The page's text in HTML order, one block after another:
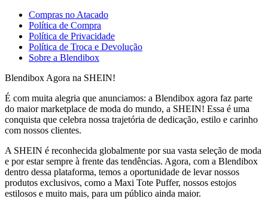
Compras no Atacado
Política de Compra
Política de Privacidade
Política de Troca e Devolução
Sobre a Blendibox
Blendibox Agora na SHEIN!
É com muita alegria que anunciamos: a Blendibox agora faz parte
do maior marketplace de moda do mundo, a SHEIN! Essa é uma
conquista que celebra nossa trajetória de dedicação, estilo e carinho
com nossos clientes.
A SHEIN é reconhecida globalmente por sua vasta seleção de moda
e por estar sempre à frente das tendências. Agora, com a Blendibox
dentro dessa plataforma, temos a oportunidade de levar nossos
produtos exclusivos, como a Maxi Tote Puffer, nossos estojos
estilosos e muito mais, para um público ainda maior.